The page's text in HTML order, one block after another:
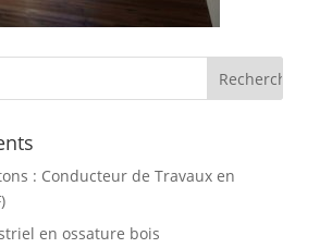
: Conducteur de Travaux en
en ossature bois